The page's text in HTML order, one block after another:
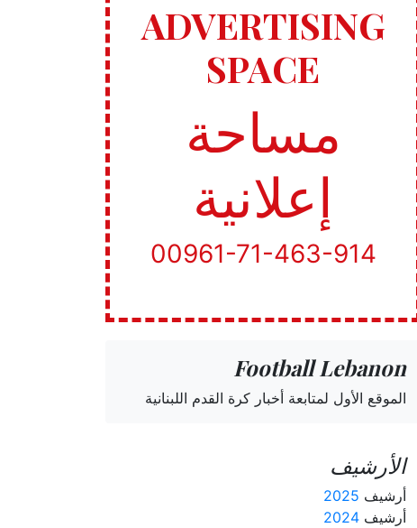
ADVERTISING
SPACE
مساحة
إعلانية
00961-71-463-914
Football Lebanon
الموقع الأول لمتابعة أخبار كرة القدم اللبنانية
الأرشيف
أرشيف 2025
أرشيف 2024